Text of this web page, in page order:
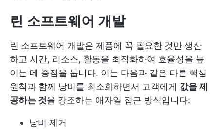
린 소프트웨어 개발
린 소프트웨어 개발은 제품에 꼭 필요한 것만 생산
하고 시간, 리소스, 활동을 최적화하여 효율성을 높
이는 데 중점을 둡니다. 이는 다음과 같은 다른 핵심
원칙과 함께 낭비를 최소화하면서 고객에게 값을 제
공하는 것을 강조하는 애자일 접근 방식입니다:
낭비 제거